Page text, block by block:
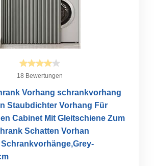
18 Bewertungen
Vorhang schrankvorhang
Staubdichter Vorhang Für
Cabinet Mit Gleitschiene Zum
Schatten Vorhan